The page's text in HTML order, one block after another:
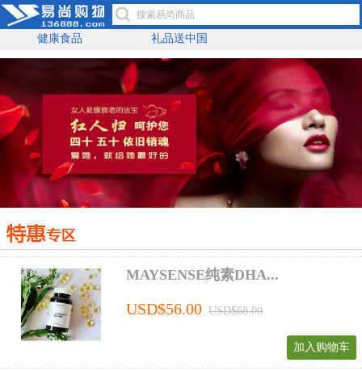
健康食品 礼品送中国
MAYSENSE纯素DHA...
USD$56.00 USD$68.00
加入购物车